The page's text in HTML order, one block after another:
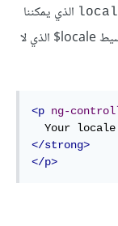
الذي يمكننا
تغيير اسمه إلى أيّ اسمٍ آخر، إلى العنصر id من الوسيط locale$ الذي لا
<p ng-
Your
</strong>
</p>